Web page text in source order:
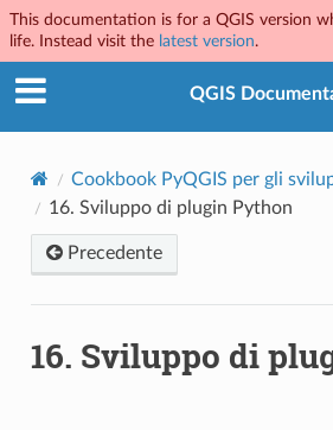
This documentation is for a QGIS version
life. Instead visit the latest version.
QGIS
Cookbook PyQGIS per gli
16. Sviluppo di plugin Python
Precedente
16. Sviluppo di